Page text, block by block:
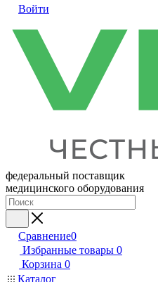
Войти
федеральный поставщик
медицинского оборудования
Сравнение0
Избранные товары 0
Корзина 0
Каталог